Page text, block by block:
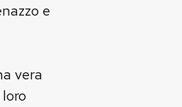
e
vera